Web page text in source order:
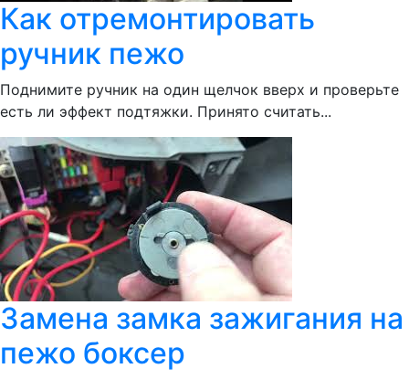
Как отремонтировать
ручник пежо
Поднимите ручник на один щелчок вверх и проверьте
есть ли эффект подтяжки. Принято считать...
Замена замка зажигания на
пежо боксер